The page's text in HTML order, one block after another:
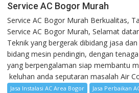
Service AC Bogor Murah
Service AC Bogor Murah Berkualitas,
Service AC Bogor Murah, Selamat
Teknik yang bergerak dibidang jasa
bidang mesin pendingin, dengan
yang berpengalaman siap membantu
keluhan anda seputaran masalah Air
Jasa Instalasi AC Area Bogor
Jasa Perbaikan